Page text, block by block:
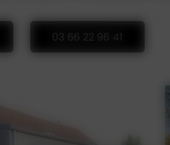
03 66 22 96 41